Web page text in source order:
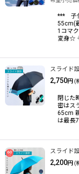
*** 子
55cm(
1コマ
変身☆
スライド
2,750円 (
閉じた
密はス
65cm
は最長
スライド
2,200円 (